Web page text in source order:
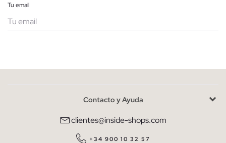
Tu email
He leído y entiendo lapolítica de privacidad
QUIERO SUSCRIBIRME
Contacto y Ayuda
clientes@inside-shops.com
+34 900 10 32 57